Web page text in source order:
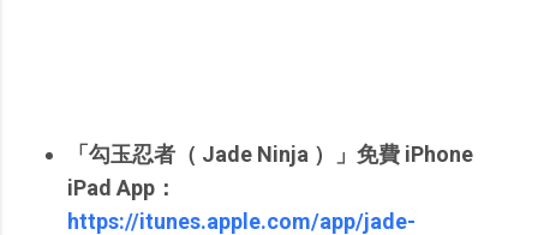
「勾玉忍者（ Jade Ninja ）」免費 iPhone
iPad App：
https://itunes.apple.com/app/jade-